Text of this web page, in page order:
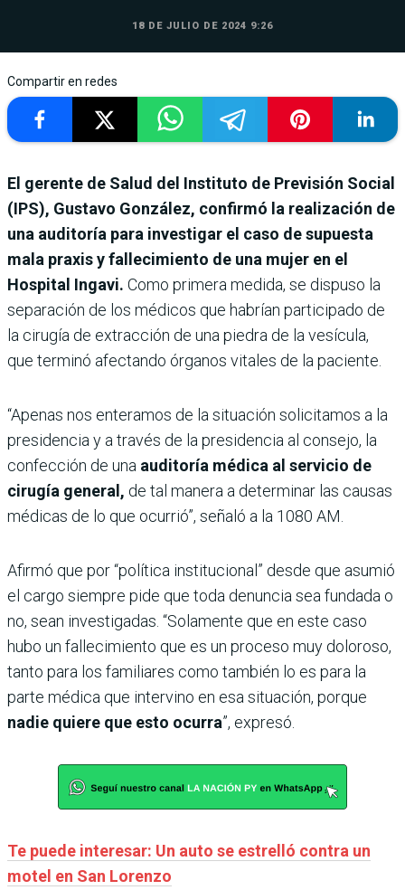
18 DE JULIO DE 2024 9:26
Compartir en redes
El gerente de Salud del Instituto de Previsión Social
(IPS), Gustavo González, confirmó la realización de
una auditoría para investigar el caso de supuesta
mala praxis y fallecimiento de una mujer en el
Hospital Ingavi. Como primera medida, se dispuso la
separación de los médicos que habrían participado de
la cirugía de extracción de una piedra de la vesícula,
que terminó afectando órganos vitales de la paciente.
“Apenas nos enteramos de la situación solicitamos a la
presidencia y a través de la presidencia al consejo, la
confección de una auditoría médica al servicio de
cirugía general, de tal manera a determinar las causas
médicas de lo que ocurrió”, señaló a la 1080 AM.
Afirmó que por “política institucional” desde que asumió
el cargo siempre pide que toda denuncia sea fundada o
no, sean investigadas. “Solamente que en este caso
hubo un fallecimiento que es un proceso muy doloroso,
tanto para los familiares como también lo es para la
parte médica que intervino en esa situación, porque
nadie quiere que esto ocurra”, expresó.
Te puede interesar: Un auto se estrelló contra un
motel en San Lorenzo